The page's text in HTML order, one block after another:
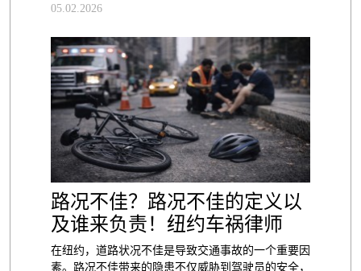
05.02.2026
路况不佳？路况不佳的定义以
及谁来负责！纽约车祸律师
在纽约，道路状况不佳是导致交通事故的一个重要因
素。路况不佳带来的隐患不仅威胁到驾驶员的安全，